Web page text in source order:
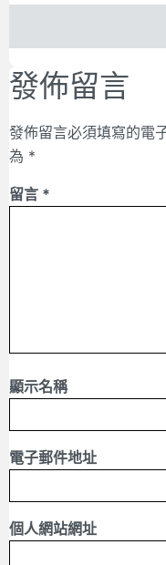
發佈留言
發佈留言必須填寫的電
為 *
留言 *
顯示名稱
電子郵件地址
個人網站網址